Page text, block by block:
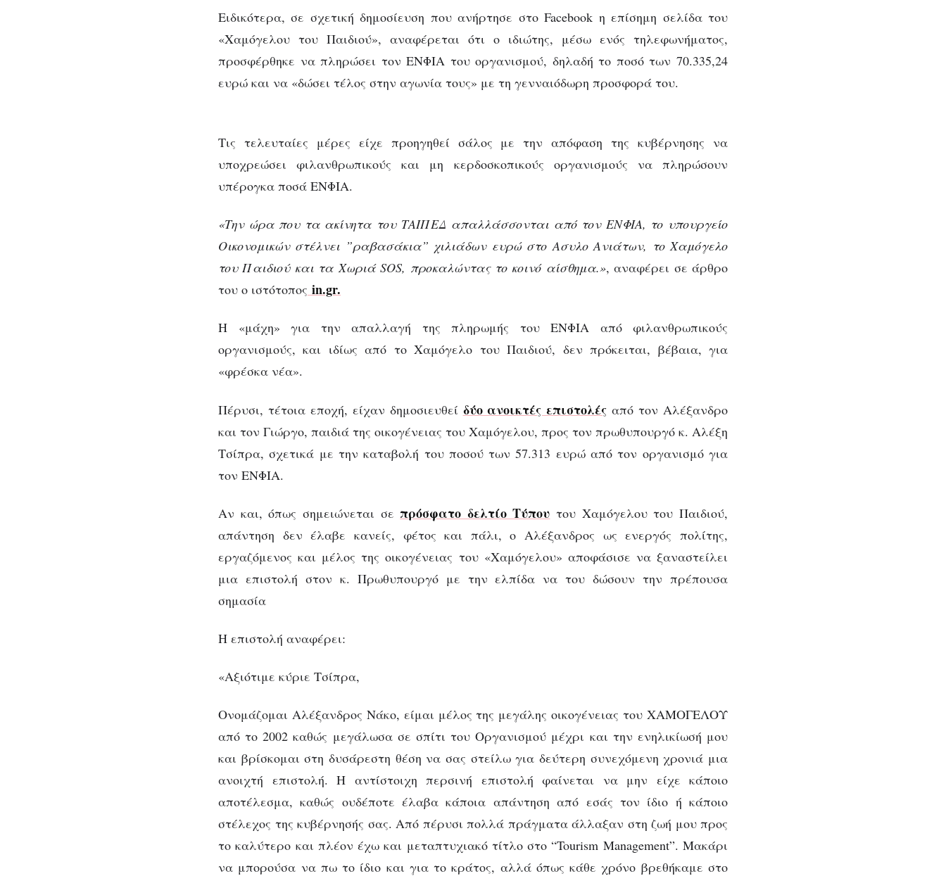
ιδιώτη
Ειδικότερα, σε σχετική δημοσίευση που ανήρτησε στο Facebook η επίσημη σελίδα του
«Χαμόγελου του Παιδιού», αναφέρεται ότι ο ιδιώτης, μέσω ενός τηλεφωνήματος,
προσφέρθηκε να πληρώσει τον ΕΝΦΙΑ του οργανισμού, δηλαδή το ποσό των 70.335,24
ευρώ και να «δώσει τέλος στην αγωνία τους» με τη γενναιόδωρη προσφορά του.
Τις τελευταίες μέρες είχε προηγηθεί σάλος με την απόφαση της κυβέρνησης να
υποχρεώσει φιλανθρωπικούς και μη κερδοσκοπικούς οργανισμούς να πληρώσουν
υπέρογκα ποσά ΕΝΦΙΑ.
«Την ώρα που τα ακίνητα του ΤΑΙΠΕΔ απαλλάσσονται από τον ΕΝΦΙΑ, το υπουργείο
Οικονομικών στέλνει ”ραβασάκια” χιλιάδων ευρώ στο Ασυλο Ανιάτων, το Χαμόγελο
του Παιδιού και τα Χωριά SOS, προκαλώντας το κοινό αίσθημα.», αναφέρει σε άρθρο
του ο ιστότοπος in.gr.
Η «μάχη» για την απαλλαγή της πληρωμής του ΕΝΦΙΑ από φιλανθρωπικούς
οργανισμούς, και ιδίως από το Χαμόγελο του Παιδιού, δεν πρόκειται, βέβαια, για
«φρέσκα νέα».
Πέρυσι, τέτοια εποχή, είχαν δημοσιευθεί δύο ανοικτές επιστολές από τον Αλέξανδρο
και τον Γιώργο, παιδιά της οικογένειας του Χαμόγελου, προς τον πρωθυπουργό κ. Αλέξη
Τσίπρα, σχετικά με την καταβολή του ποσού των 57.313 ευρώ από τον οργανισμό για
τον ΕΝΦΙΑ.
Αν και, όπως σημειώνεται σεπρόσφατο δελτίο Τύπου του Χαμόγελου του Παιδιού,
απάντηση δεν έλαβε κανείς, φέτος και πάλι, ο Αλέξανδρος ως ενεργός πολίτης,
εργαζόμενος και μέλος της οικογένειας του «Χαμόγελου» αποφάσισε να ξαναστείλει
μια επιστολή στον κ. Πρωθυπουργό με την ελπίδα να του δώσουν την πρέπουσα
σημασία
Η επιστολή αναφέρει:
«Αξιότιμε κύριε Τσίπρα,
Ονομάζομαι Αλέξανδρος Νάκο, είμαι μέλος της μεγάλης οικογένειας του ΧΑΜΟΓΕΛΟΥ
από το 2002 καθώς μεγάλωσα σε σπίτι του Οργανισμού μέχρι και την ενηλικίωσή μου
και βρίσκομαι στη δυσάρεστη θέση να σας στείλω για δεύτερη συνεχόμενη χρονιά μια
ανοιχτή επιστολή. Η αντίστοιχη περσινή επιστολή φαίνεται να μην είχε κάποιο
αποτέλεσμα, καθώς ουδέποτε έλαβα κάποια απάντηση από εσάς τον ίδιο ή κάποιο
στέλεχος της κυβέρνησής σας. Από πέρυσι πολλά πράγματα άλλαξαν στη ζωή μου προς
το καλύτερο και πλέον έχω και μεταπτυχιακό τίτλο στο “Tourism Management”. Μακάρι
να μπορούσα να πω το ίδιο και για το κράτος, αλλά όπως κάθε χρόνο βρεθήκαμε στο